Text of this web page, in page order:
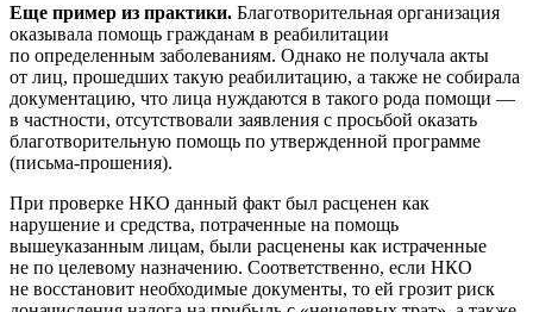
Еще пример из практики. Благотворительная организация
оказывала помощь гражданам в реабилитации
по определенным заболеваниям. Однако не получала акты
от лиц, прошедших такую реабилитацию, а также не собирала
документацию, что лица нуждаются в такого рода помощи —
в частности, отсутствовали заявления с просьбой оказать
благотворительную помощь по утвержденной программе
(письма-прошения).
При проверке НКО данный факт был расценен как
нарушение и средства, потраченные на помощь
вышеуказанным лицам, были расценены как истраченные
не по целевому назначению. Соответственно, если НКО
не восстановит необходимые документы, то ей грозит риск